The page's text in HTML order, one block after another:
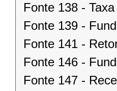
Fonte 138 -
Fonte 139 -
Fonte 141 -
Fonte 146 -
Fonte 147 -